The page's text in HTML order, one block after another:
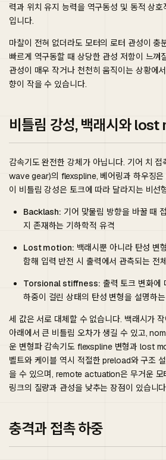
력과 위치 유지 능력을 역구동성 및 동적 상
입니다.
마찰이 전혀 없더라도 모터의 로터 관성이 충
빠르게 역구동할 때 상당한 관성 저항이 느껴
관성이 매우 작거나 천천히 움직이는 상황에
향이 작을 수 있습니다.
비틀림 강성, 백래시와
감속기도 완전한 강체가 아닙니다. 기어 치
wave gear)의 flexspline, 베어링과 하우징은
이 비틀림 강성은 토크에 따라 달라지는 비선
Backlash: 기어 맞물림 방향을 바꿀 때
지 존재하는 기하학적 유격
Lost motion: 백래시뿐 아니라 탄성 변
함해 입력 반전 시 출력에서 관측되는 전
Torsional stiffness: 출력 토크 변화에
하중이 걸린 상태의 탄성 변형을 설명하
세 값은 서로 대체할 수 없습니다. 백래시가
아래에서 큰 비틀림 오차가 생길 수 있고,
운 변형파 감속기도 flexspline 변형과 lost
벨트와 케이블 역시 적절한 preload와 구조
을 수 있으며, remote actuation은 무거운 모
링크의 질량과 관성을 낮추는 장점이 있습니
충격과 접촉 하중